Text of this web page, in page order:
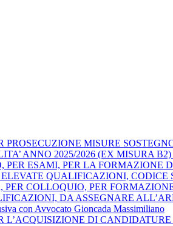
PROSECUZIONE MISURE
ANNO 2025/2026 (EX MISURA B2)
PER ESAMI, PER LA FORMAZIONE
QUALIFICAZIONI, CODICE
COLLOQUIO, PER
DA ASSEGNARE
con Avvocato Gioncada Massimiliano
L’ACQUISIZIONE DI